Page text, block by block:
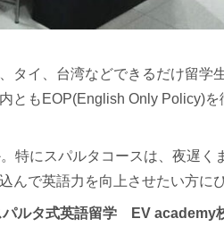
パルタ式英語留学 EV academy